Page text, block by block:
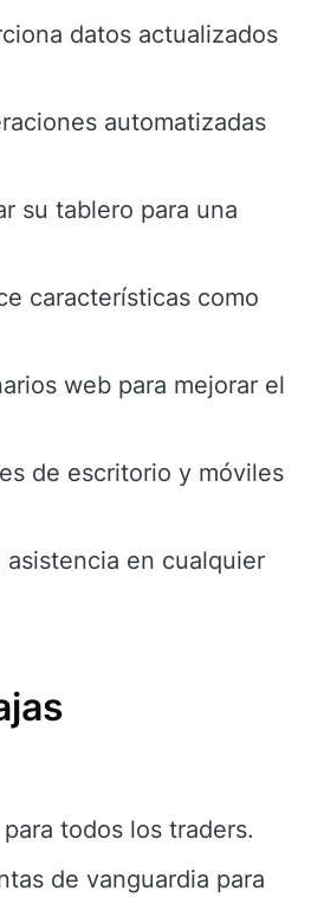
datos actualizados
automatizadas
su tablero para una
características como
web para mejorar el
de escritorio y móviles
en cualquier
todos los traders.
de vanguardia para